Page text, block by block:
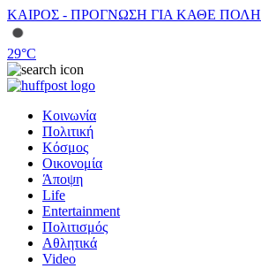
ΚΑΙΡΟΣ - ΠΡΟΓΝΩΣΗ ΓΙΑ ΚΑΘΕ ΠΟΛΗ
29°C
Κοινωνία
Πολιτική
Κόσμος
Οικονομία
Άποψη
Life
Entertainment
Πολιτισμός
Αθλητικά
Video